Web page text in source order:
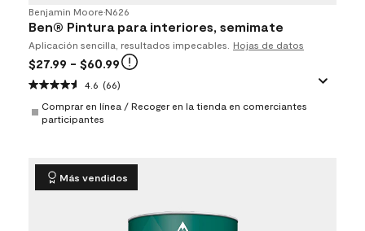
Benjamin Moore•N626
Ben® Pintura para interiores, semimate
Aplicación sencilla, resultados impecables. Hojas de datos
$27.99 - $60.99
4.6 (66)
Comprar en línea / Recoger en la tienda en comerciantes
participantes
Más vendidos